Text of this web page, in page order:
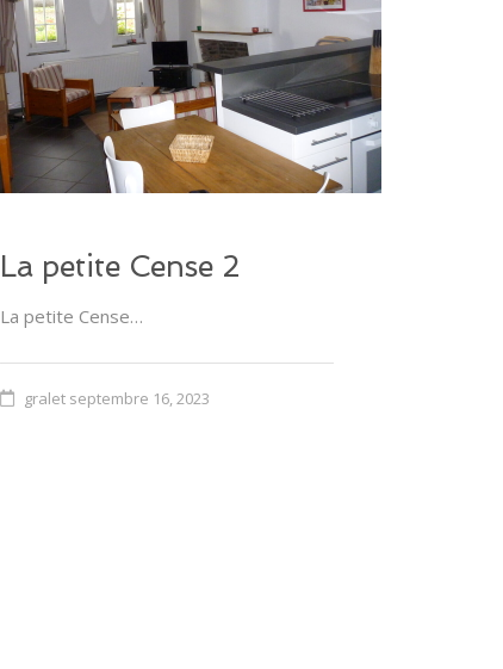
La petite Cense 2
La petite Cense…
gralet septembre 16, 2023